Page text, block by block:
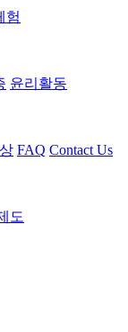
험
윤리활동
FAQ Contact Us
도